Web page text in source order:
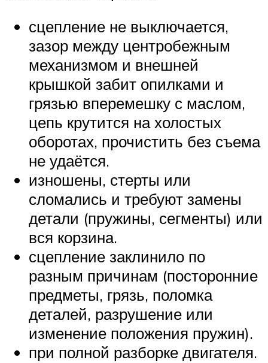
сцепление не выключается,
зазор между центробежным
механизмом и внешней
крышкой забит опилками и
грязью вперемешку с маслом,
цепь крутится на холостых
оборотах, прочистить без съема
не удаётся.
изношены, стерты или
сломались и требуют замены
детали (пружины, сегменты) или
вся корзина.
сцепление заклинило по
разным причинам (посторонние
предметы, грязь, поломка
деталей, разрушение или
изменение положения пружин).
при полной разборке двигателя.